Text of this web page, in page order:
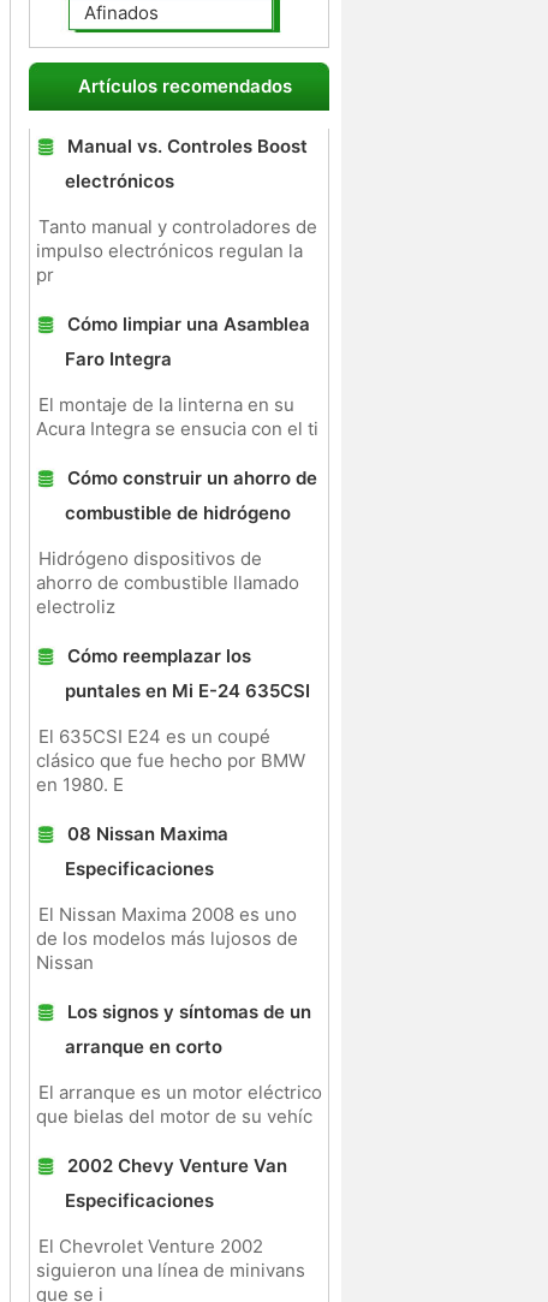
Afinados
Artículos recomendados
Manual vs. Controles Boost
electrónicos
Tanto manual y controladores de
impulso electrónicos regulan la
pr
Cómo limpiar una Asamblea
Faro Integra
El montaje de la linterna en su
Acura Integra se ensucia con el ti
Cómo construir un ahorro de
combustible de hidrógeno
Hidrógeno dispositivos de
ahorro de combustible llamado
electroliz
Cómo reemplazar los
puntales en Mi E-24 635CSI
El 635CSI E24 es un coupé
clásico que fue hecho por BMW
en 1980. E
08 Nissan Maxima
Especificaciones
El Nissan Maxima 2008 es uno
de los modelos más lujosos de
Nissan
Los signos y síntomas de un
arranque en corto
El arranque es un motor eléctrico
que bielas del motor de su vehíc
2002 Chevy Venture Van
Especificaciones
El Chevrolet Venture 2002
siguieron una línea de minivans
que se i